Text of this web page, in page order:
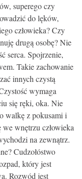
superego czy
do lęków,
człowieka? Czy
drugą osobę? Nie
serca. Spojrzenie,
Takie zachowanie
innych czystą
wymaga
się ręki, oka. Nie
walkę z pokusami i
wnętrzu człowieka
na zewnątrz.
Cudzołóstwo
który jest
Rozwód jest